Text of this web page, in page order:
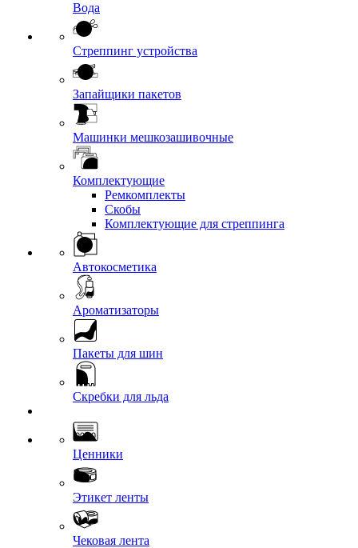
Вода
Стреппинг устройства
Запайщики пакетов
Машинки мешкозашивочные
Комплектующие
Ремкомплекты
Скобы
Комплектующие для стреппинга
Автокосметика
Ароматизаторы
Пакеты для шин
Скребки для льда
Ценники
Этикет ленты
Чековая лента